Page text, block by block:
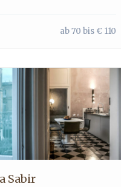
ab 70 bis € 110
Sabir